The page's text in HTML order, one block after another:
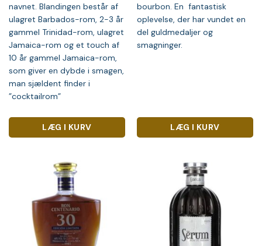
navnet. Blandingen består af
ulagret Barbados-rom, 2-3 år
gammel Trinidad-rom, ulagret
Jamaica-rom og et touch af
10 år gammel Jamaica-rom,
som giver en dybde i smagen,
man sjældent finder i
”cocktailrom”
LÆG I KURV
bourbon. En fantastisk
oplevelse, der har vundet en
del guldmedaljer og
smagninger.
LÆG I KURV